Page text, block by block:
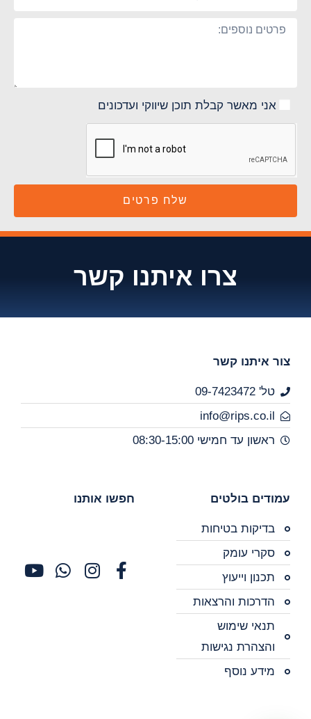
אני מאשר קבלת תוכן שיווקי ועדכונים
שלח פרטים
צרו איתנו קשר
צור איתנו קשר
טל' 09-7423472
info@rips.co.il
ראשון עד חמישי 08:30-15:00
עמודים בולטים
בדיקות בטיחות
סקרי עומק
תכנון וייעוץ
הדרכות והרצאות
תנאי שימוש
והצהרת נגישות
מידע נוסף
חפשו אותנו